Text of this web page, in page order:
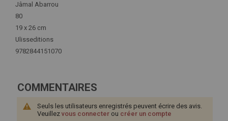
Jâmal Abarrou
80
19 x 26 cm
Ulisseditions
9782844151070
COMMENTAIRES
Seuls les utilisateurs enregistrés peuvent écrire des avis.
Veuillez vous connecter ou créer un compte